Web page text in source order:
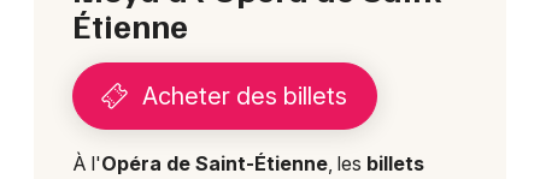
Mon email
Je m'abonne
Étienne
Acheter des billets
À l'Opéra de Saint-Étienne, les billets